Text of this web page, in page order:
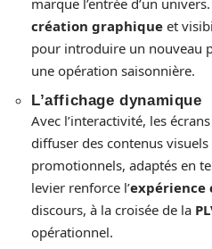
marque l’entrée d’un
création graphique et
pour introduire un nouveau
une opération saisonnière.
L’affichage dynamique
Avec l’interactivité, les
diffuser des contenus visuels
promotionnels, adaptés en
levier renforce l’expérience
discours, à la croisée de la
opérationnel.